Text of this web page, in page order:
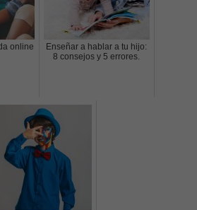
online
Enseñar a hablar a tu hijo:
8 consejos y 5 errores.